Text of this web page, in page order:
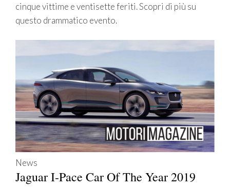
cinque vittime e ventisette feriti. Scopri di più su
questo drammatico evento.
News
Jaguar I-Pace Car Of The Year 2019